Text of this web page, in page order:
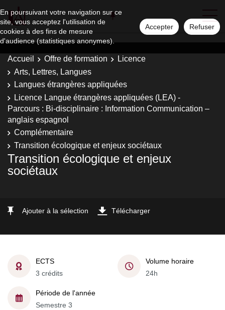
En poursuivant votre navigation sur ce
site, vous acceptez l'utilisation de
cookies à des fins de mesure
d'audience (statistiques anonymes).
Accepter Refuser
Accueil Offre de formation
Licence
Arts, Lettres, Langues
Langues étrangères appliquées
Licence Langue étrangères appliquées (LEA) -
Parcours : Bi-disciplinaire : Information Communication –
anglais espagnol
Complémentaire
Transition écologique et enjeux sociétaux
Transition écologique et enjeux
sociétaux
Ajouter à la sélection Télécharger
ECTS
3 crédits
Volume horaire
24h
Période de l'année
Semestre 3